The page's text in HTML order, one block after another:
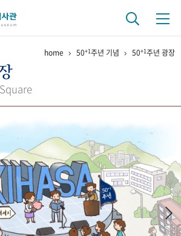
사
로 보는 연구 역사
연구자들
기록물 행정박물 영상 기록물
home 50+1주년 기념 50+1주년 광장